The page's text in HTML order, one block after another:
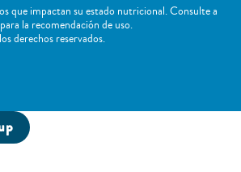
que impactan su estado nutricional. Consulte a
la recomendación de uso.
derechos reservados.